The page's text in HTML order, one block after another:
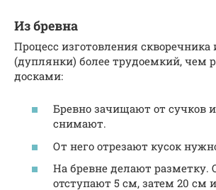
Из бревна
Процесс изготовления скворечника
(дуплянки) более трудоемкий, чем
досками:
Бревно зачищают от сучков
снимают.
От него отрезают кусок
На бревне делают разметку.
отступают 5 см, затем 20 см